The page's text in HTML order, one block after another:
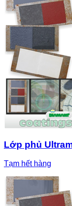
Lớp phủ
Tạm hết hàng